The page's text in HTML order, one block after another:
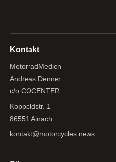
Kontakt
MotorradMedien
Andreas Denner
c/o COCENTER
Koppoldstr. 1
86551 Ainach
kontakt@motorcycles.news